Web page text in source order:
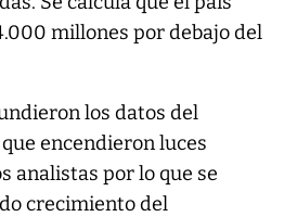
millones por debajo del
los datos del
encendieron luces
analistas por lo que se
crecimiento del